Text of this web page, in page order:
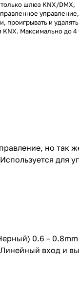
шлюз KNX/DMX,
проигрывать и удалять
Максимально до 4
устройствами со
как смена цвета
но так
для
0.6 –
вход и